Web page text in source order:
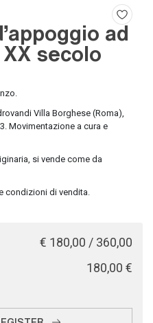
ad
secolo
Villa Borghese (Roma),
Movimentazione a cura e
si vende come da
condizioni di vendita.
€ 180,00 / 360,00
€ 180,00